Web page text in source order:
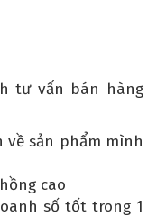
tư vấn bán hàng
về sản phẩm mình
cao
số tốt trong 1